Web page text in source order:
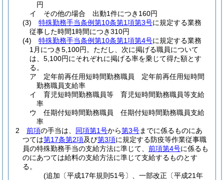
円
イ
その他の場合 出動1件につき160円
(3)
特殊勤務手当条例第10条第1項第3号に規定する業務
従事した時間1時間につき310円
(4)
特殊勤務手当条例第10条第1項第4号に規定する業務
1月につき5,100円。 ただし、次に掲げる職員について
は、5,100円にそれぞれに掲げる率を乗じて得た額とす
る。
ア
定年前再任用短時間勤務職員 定年前再任用短時間
勤務職員支給率
イ
育児短時間勤務職員等 育児短時間勤務職員等支給
率
ウ
任期付短時間勤務職員 任期付短時間勤務職員支給
率
2
前項の手当は、 同項第1号から第3号までに係るものにあ
つては第17条第2項及び第3項に規定する防疫等作業従事職
員の特殊勤務手当の支給方法に準じて、 前項第4号に係るも
のにあつては給料の支給方法に準じて支給するものとす
る。
(追加〔平成17年規則51号〕、一部改正〔平成21年